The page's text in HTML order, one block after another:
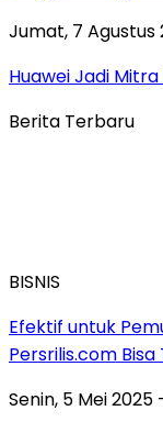
Jumat, 7 Agustus
Huawei Jadi Mitra
Berita Terbaru
BISNIS
Efektif untuk
Persrilis.com
Senin, 5 Mei 2025